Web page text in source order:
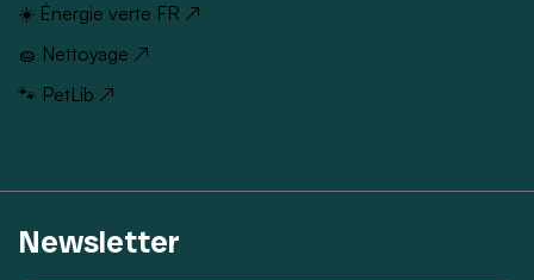
☀️ Énergie verte FR ↗
🧽 Nettoyage ↗
🐾 PetLib ↗
Newsletter